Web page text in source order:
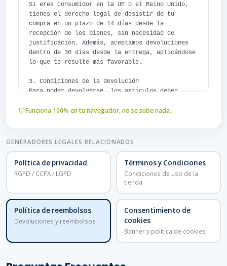
Si eres consumidor en la UE o el Reino Unido,
tienes el derecho legal de desistir de tu
compra en un plazo de 14 días desde la
recepción de los bienes, sin necesidad de
justificación. Además, aceptamos devoluciones
dentro de 30 días desde la entrega, aplicándose
lo que te resulte más favorable.
3. Condiciones de la devolución
Para poder devolverse, los artículos deben
recibiste y en su embalaje original, con la
causada por una manipulación que vaya más allá
4. Artículos no retornables
Los siguientes artículos no pueden devolverse,
salvo que estén defectuosos: artículos
perecederos, productos de higiene o íntimos
abiertos y descargas digitales.
5. Cómo iniciar una devolución
Para iniciar una devolución, escríbenos a
pedido y los artículos que deseas devolver. Te
Funciona 100% en tu navegador, no se sube nada.
GENERADORES LEGALES RELACIONADOS
Política de privacidad
RGPD / CCPA / LGPD
Términos y Condiciones
Condiciones de uso de la
tienda
Política de reembolsos
Devoluciones y reembolsos
Consentimiento de
cookies
Banner y política de cookies